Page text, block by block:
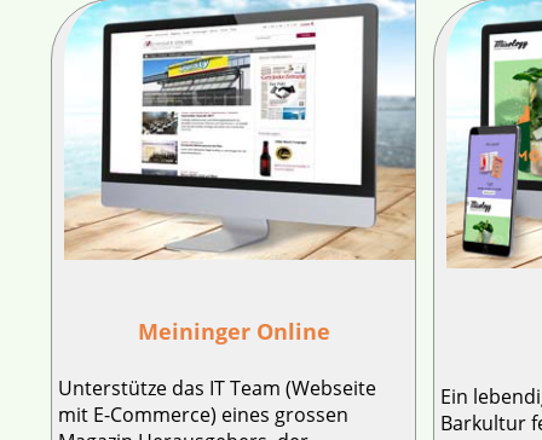
Meininger Online
Unterstütze das IT Team (Webseite
mit E-Commerce) eines grossen
Ein
Barkultur